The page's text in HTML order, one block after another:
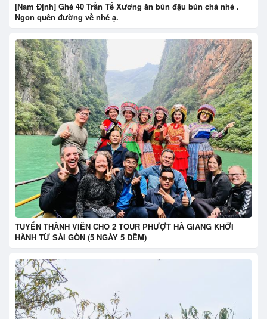
[Nam Định] Ghé 40 Trần Tế Xương ăn bún đậu bún chả nhé .
Ngon quên đường về nhé ạ.
TUYỂN THÀNH VIÊN CHO 2 TOUR PHƯỢT HÀ GIANG KHỞI
HÀNH TỪ SÀI GÒN (5 NGÀY 5 ĐÊM)